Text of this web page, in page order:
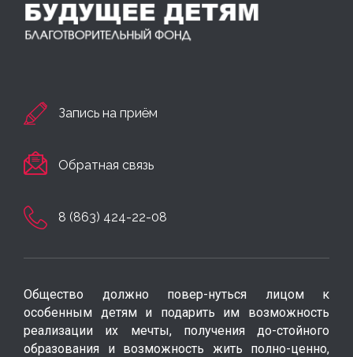
Запись на приём
Обратная связь
8 (863) 424-22-08
Общество должно повер-нуться лицом к
особенным детям и подарить им возможность
реализации их мечты, получения до-стойного
образования и возможность жить полно-ценно,